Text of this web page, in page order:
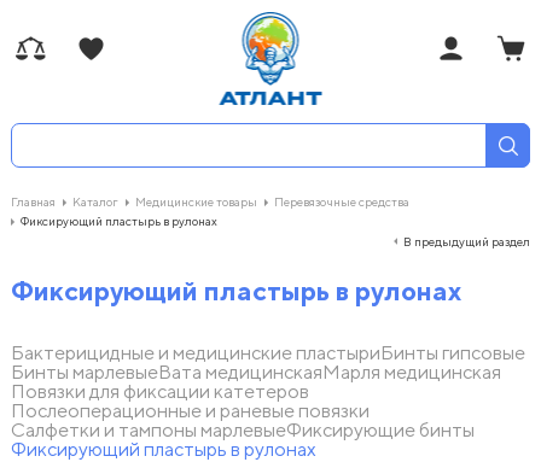
Главная Каталог Медицинские товары
Перевязочные средства
Фиксирующий пластырь в рулонах
В предыдущий раздел
Фиксирующий пластырь в рулонах
Бактерицидные и медицинские пластыриБинты гипсовые
Бинты марлевыеВата медицинскаяМарля медицинская
Повязки для фиксации катетеров
Послеоперационные и раневые повязки
Салфетки и тампоны марлевыеФиксирующие бинты
Фиксирующий пластырь в рулонах